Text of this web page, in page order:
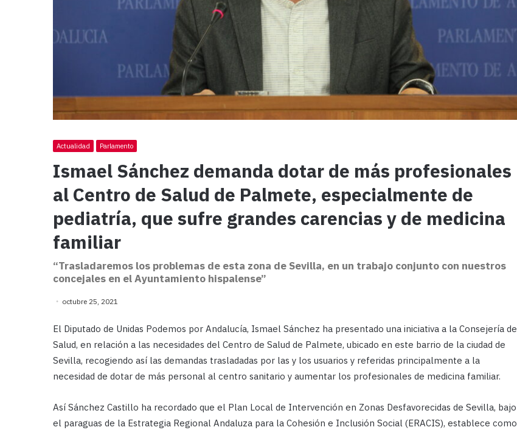
Actualidad Parlamento
Ismael Sánchez demanda dotar de más profesionales
al Centro de Salud de Palmete, especialmente de
pediatría, que sufre grandes carencias y de medicina
familiar
“Trasladaremos los problemas de esta zona de Sevilla, en un trabajo conjunto con nuestros
concejales en el Ayuntamiento hispalense”
octubre 25, 2021
El Diputado de Unidas Podemos por Andalucía, Ismael Sánchez ha presentado una iniciativa a la Consejería de
Salud, en relación a las necesidades del Centro de Salud de Palmete, ubicado en este barrio de la ciudad de
Sevilla, recogiendo así las demandas trasladadas por las y los usuarios y referidas principalmente a la
necesidad de dotar de más personal al centro sanitario y aumentar los profesionales de medicina familiar.
Así Sánchez Castillo ha recordado que el Plan Local de Intervención en Zonas Desfavorecidas de Sevilla, bajo
el paraguas de la Estrategia Regional Andaluza para la Cohesión e Inclusión Social (ERACIS), establece como